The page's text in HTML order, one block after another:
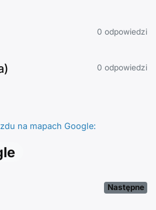
0 odpowiedzi
0 odpowiedzi
na mapach Google:
Następne